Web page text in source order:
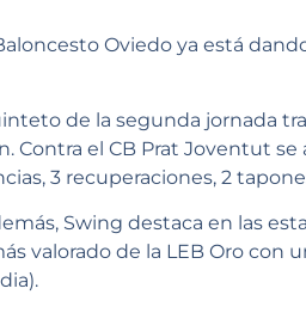
Oviedo ya está
de la segunda jornada
el CB Prat Joventut se
3 recuperaciones, 2
Swing destaca en las
valorado de la LEB Oro con